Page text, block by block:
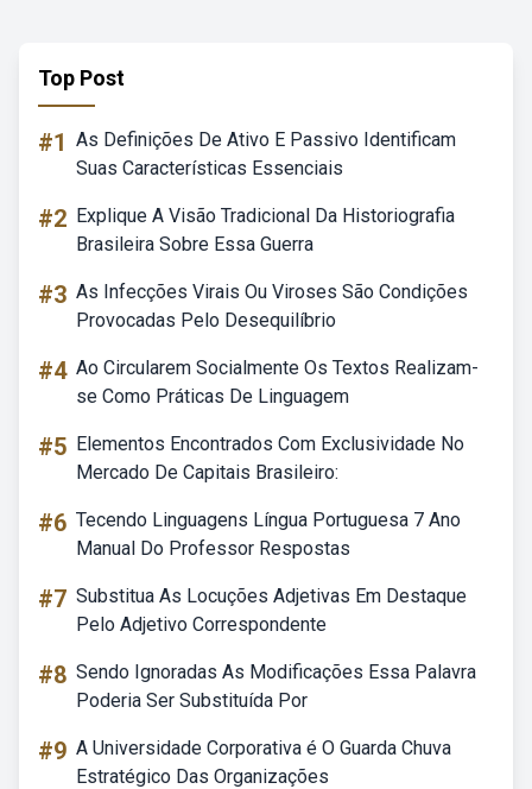
Top Post
#1 As Definições De Ativo E Passivo Identificam
Suas Características Essenciais
#2 Explique A Visão Tradicional Da Historiografia
Brasileira Sobre Essa Guerra
#3 As Infecções Virais Ou Viroses São Condições
Provocadas Pelo Desequilíbrio
#4 Ao Circularem Socialmente Os Textos Realizam-
se Como Práticas De Linguagem
#5 Elementos Encontrados Com Exclusividade No
Mercado De Capitais Brasileiro:
#6 Tecendo Linguagens Língua Portuguesa 7 Ano
Manual Do Professor Respostas
#7 Substitua As Locuções Adjetivas Em Destaque
Pelo Adjetivo Correspondente
#8 Sendo Ignoradas As Modificações Essa Palavra
Poderia Ser Substituída Por
#9 A Universidade Corporativa é O Guarda Chuva
Estratégico Das Organizações